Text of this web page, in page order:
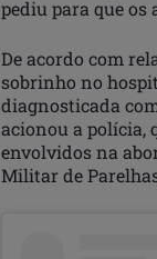
pediu para que os
De acordo com
sobrinho no
diagnosticada
acionou a polícia,
envolvidos na
Militar de